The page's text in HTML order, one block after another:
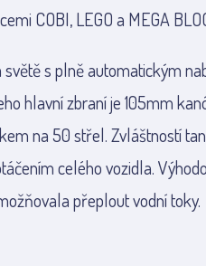
COBI, LEGO a MEGA
s plně automatickým
hlavní zbraní je 105mm
na 50 střel. Zvláštností
celého vozidla.
přeplout vodní toky.